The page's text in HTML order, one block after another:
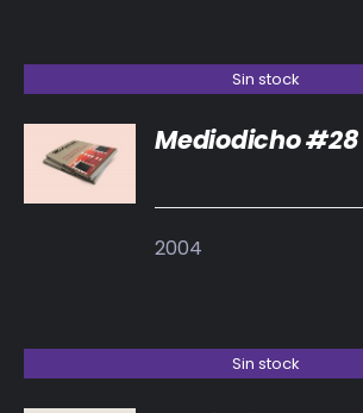
Sin stock
DETALLES
Mediodicho #28
2004
Sin stock